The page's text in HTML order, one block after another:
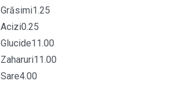
Grăsimi1.25
Acizi0.25
Glucide11.00
Zaharuri11.00
Sare4.00